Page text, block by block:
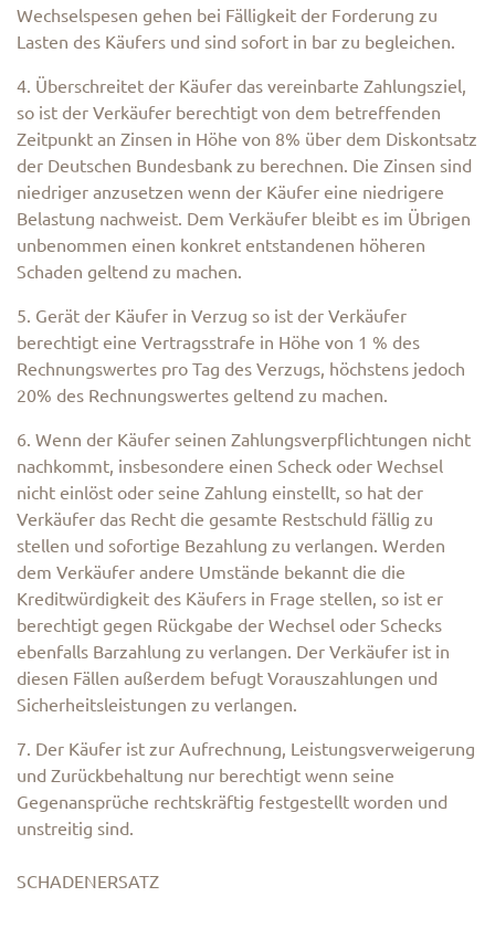
Wechselspesen gehen bei Fälligkeit der Forderung zu
Lasten des Käufers und sind sofort in bar zu begleichen.
4. Überschreitet der Käufer das vereinbarte Zahlungsziel,
so ist der Verkäufer berechtigt von dem betreffenden
Zeitpunkt an Zinsen in Höhe von 8% über dem Diskontsatz
der Deutschen Bundesbank zu berechnen. Die Zinsen sind
niedriger anzusetzen wenn der Käufer eine niedrigere
Belastung nachweist. Dem Verkäufer bleibt es im Übrigen
unbenommen einen konkret entstandenen höheren
Schaden geltend zu machen.
5. Gerät der Käufer in Verzug so ist der Verkäufer
berechtigt eine Vertragsstrafe in Höhe von 1 % des
Rechnungswertes pro Tag des Verzugs, höchstens jedoch
20% des Rechnungswertes geltend zu machen.
6. Wenn der Käufer seinen Zahlungsverpflichtungen nicht
nachkommt, insbesondere einen Scheck oder Wechsel
nicht einlöst oder seine Zahlung einstellt, so hat der
Verkäufer das Recht die gesamte Restschuld fällig zu
stellen und sofortige Bezahlung zu verlangen. Werden
dem Verkäufer andere Umstände bekannt die die
Kreditwürdigkeit des Käufers in Frage stellen, so ist er
berechtigt gegen Rückgabe der Wechsel oder Schecks
ebenfalls Barzahlung zu verlangen. Der Verkäufer ist in
diesen Fällen außerdem befugt Vorauszahlungen und
Sicherheitsleistungen zu verlangen.
7. Der Käufer ist zur Aufrechnung, Leistungsverweigerung
und Zurückbehaltung nur berechtigt wenn seine
Gegenansprüche rechtskräftig festgestellt worden und
unstreitig sind.
SCHADENERSATZ